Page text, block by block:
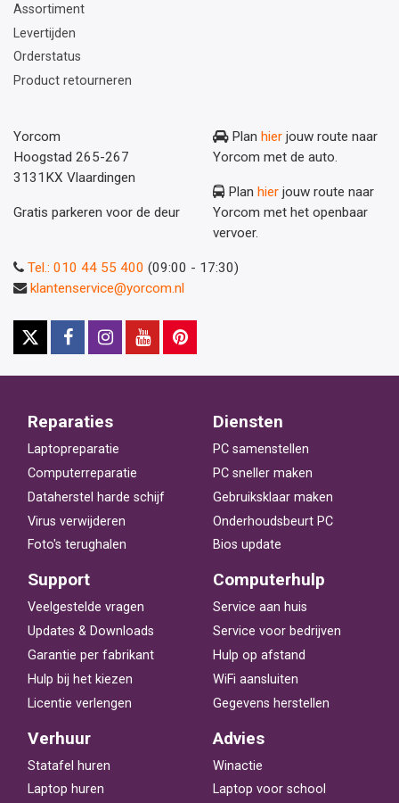
Assortiment
Levertijden
Orderstatus
Product retourneren
Yorcom
Hoogstad 265-267
3131KX Vlaardingen
Gratis parkeren voor de deur
Plan hier jouw route naar
Yorcom met de auto.
Plan hier jouw route naar
Yorcom met het openbaar
vervoer.
Tel.: 010 44 55 400 (09:00 - 17:30)
klantenservice@yorcom.nl
Reparaties
Laptopreparatie
Computerreparatie
Dataherstel harde schijf
Virus verwijderen
Foto's terughalen
Diensten
PC samenstellen
PC sneller maken
Gebruiksklaar maken
Onderhoudsbeurt PC
Bios update
Support
Veelgestelde vragen
Updates & Downloads
Garantie per fabrikant
Hulp bij het kiezen
Licentie verlengen
Computerhulp
Service aan huis
Service voor bedrijven
Hulp op afstand
WiFi aansluiten
Gegevens herstellen
Verhuur
Statafel huren
Laptop huren
Advies
Winactie
Laptop voor school